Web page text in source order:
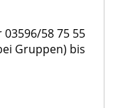
58 75 55
Gruppen) bis